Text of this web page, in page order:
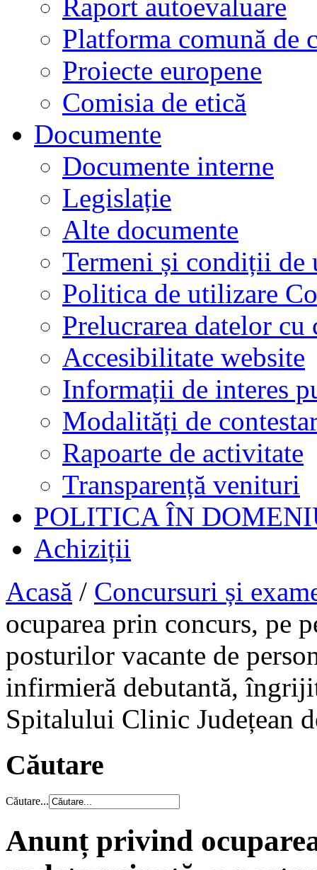
Raport autoevaluare
Platforma comună de
Proiecte europene
Comisia de etică
Documente
Documente interne
Legislație
Alte documente
Termeni și condiții de
Politica de utilizare
Prelucrarea datelor cu
Accesibilitate website
Informații de interes
Modalități de
Rapoarte de activitate
Transparență venituri
POLITICA ÎN
Achiziții
Acasă / Concursuri și
ocuparea prin concurs, pe
posturilor vacante de
infirmieră debutantă,
Spitalului Clinic Județean
Căutare
Căutare...
Anunț privind